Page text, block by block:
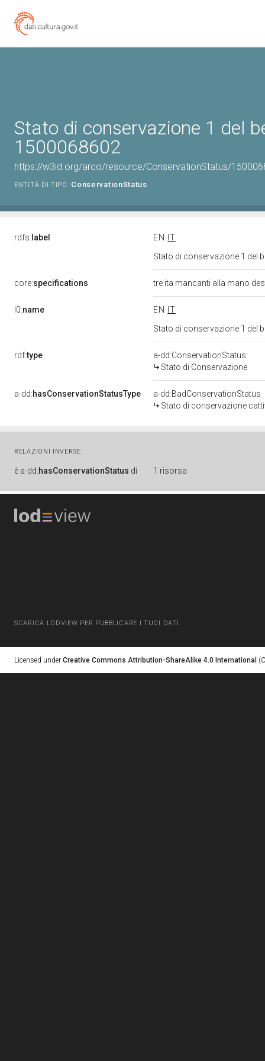
Stato di conservazione 1 del
1500068602
https://w3id.org/arco/resource/ConservationStatus/
ENTITÀ DI TIPO: ConservationStatus
rdfs: label EN
IT
Stato di conservazione 1 del
core:specifications tre ita mancanti alla mano
l0:name EN
IT
Stato di conservazione 1 del
rdf:type
a-dd:ConservationStatus
Stato di Conservazione
a-dd:hasConservationStatusType
a-dd:BadConservationStatus
Stato di conservazione
RELAZIONI INVERSE
è a-dd:hasConservationStatus di 1 risorsa
SCARICA LODVIEW PER PUBBLICARE I TUOI DATI
Licensed under Creative Commons Attribution-ShareAlike 4.0 International